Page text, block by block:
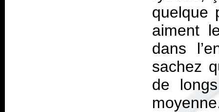
quelque
aiment
dans
sachez
de